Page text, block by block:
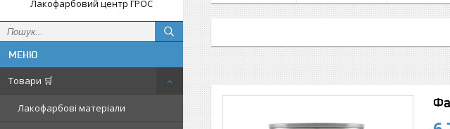
Лакофарбовий центр ГРОС
Товари 🛒
Лакофарбові матеріали